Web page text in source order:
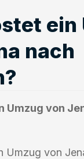
ein
nach
Umzug von
Umzug von